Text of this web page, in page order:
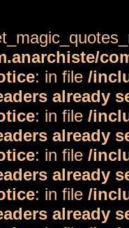
: in file /
already
: in file /
already
: in file /
already
: in file /
already